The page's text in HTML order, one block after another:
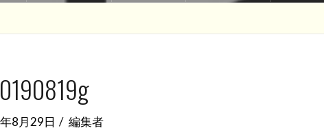
8月29日 編集者